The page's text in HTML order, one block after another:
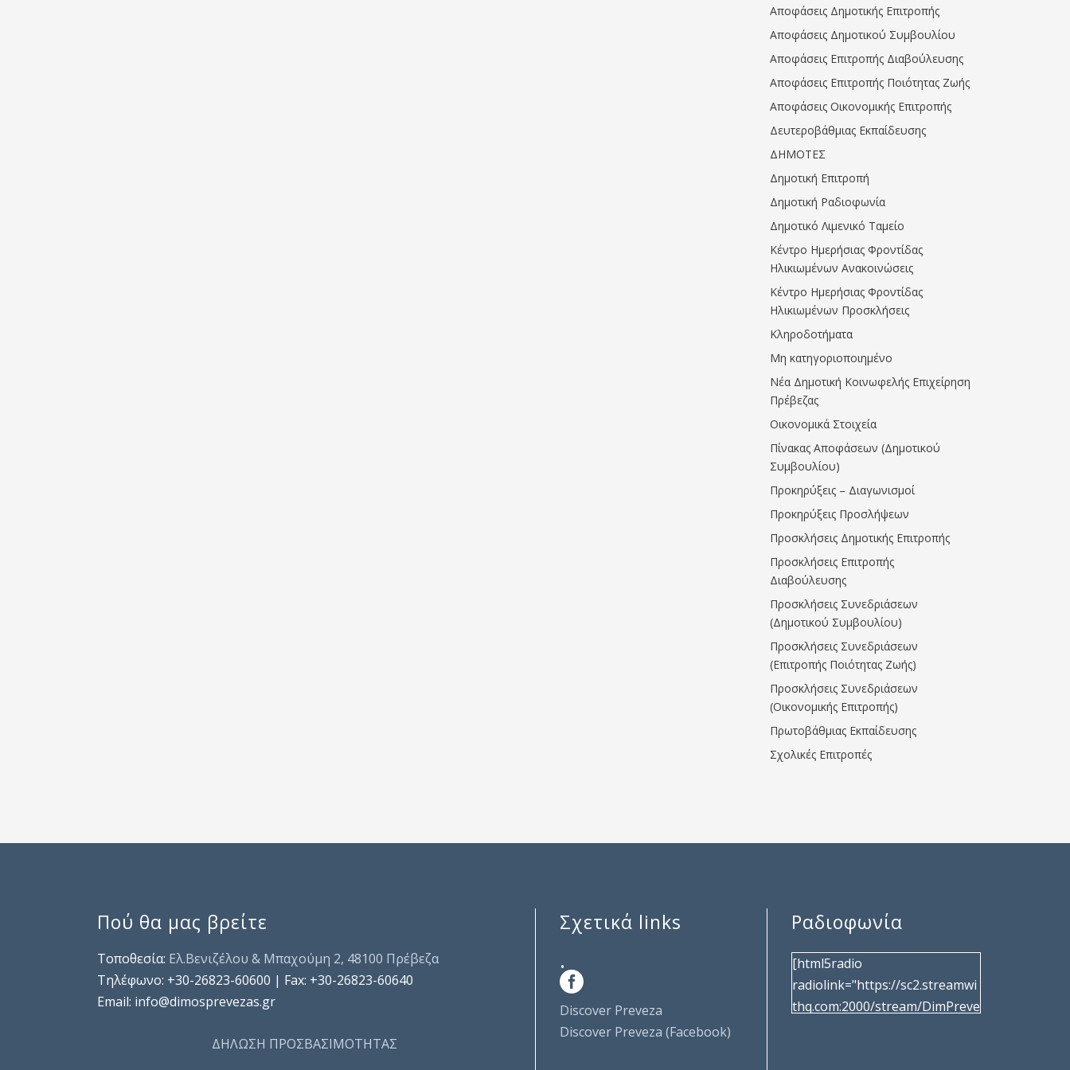
Αποφάσεις Δημοτικής Επιτροπής
Αποφάσεις Δημοτικού Συμβουλίου
Αποφάσεις Επιτροπής Διαβούλευσης
Αποφάσεις Επιτροπής Ποιότητας Ζωής
Αποφάσεις Οικονομικής Επιτροπής
Δευτεροβάθμιας Εκπαίδευσης
ΔΗΜΟΤΕΣ
Δημοτική Επιτροπή
Δημοτική Ραδιοφωνία
Δημοτικό Λιμενικό Ταμείο
Κέντρο Ημερήσιας Φροντίδας
Ηλικιωμένων Ανακοινώσεις
Κέντρο Ημερήσιας Φροντίδας
Ηλικιωμένων Προσκλήσεις
Κληροδοτήματα
Μη κατηγοριοποιημένο
Νέα Δημοτική Κοινωφελής Επιχείρηση
Πρέβεζας
Οικονομικά Στοιχεία
Πίνακας Αποφάσεων (Δημοτικού
Συμβουλίου)
Προκηρύξεις – Διαγωνισμοί
Προκηρύξεις Προσλήψεων
Προσκλήσεις Δημοτικής Επιτροπής
Προσκλήσεις Επιτροπής
Διαβούλευσης
Προσκλήσεις Συνεδριάσεων
(Δημοτικού Συμβουλίου)
Προσκλήσεις Συνεδριάσεων
(Επιτροπής Ποιότητας Ζωής)
Προσκλήσεις Συνεδριάσεων
(Οικονομικής Επιτροπής)
Πρωτοβάθμιας Εκπαίδευσης
Σχολικές Επιτροπές
Πού θα μας βρείτε
Τοποθεσία: Ελ.Βενιζέλου & Μπαχούμη 2, 48100 Πρέβεζα
Τηλέφωνo: +30-26823-60600 | Fax: +30-26823-60640
Email: info@dimosprevezas.gr
ΔΗΛΩΣΗ ΠΡΟΣΒΑΣΙΜΟΤΗΤΑΣ
Σχετικά links
.
Discover Preveza
Discover Preveza (Facebook)
Ραδιοφωνία
[html5radio
radiolink="https://sc2.streamwi
thq.com:2000/stream/DimPreve